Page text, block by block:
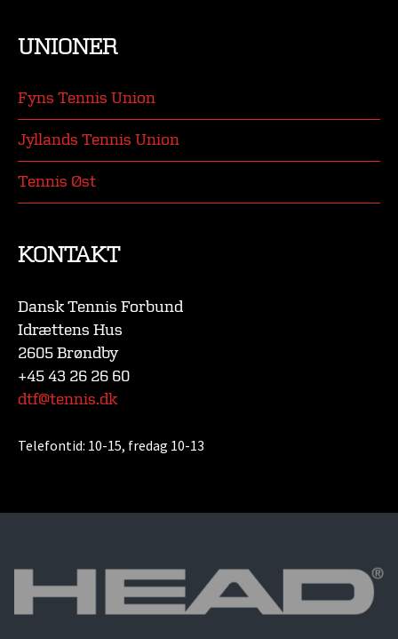
UNIONER
Fyns Tennis Union
Jyllands Tennis Union
Tennis Øst
KONTAKT
Dansk Tennis Forbund
Idrættens Hus
2605 Brøndby
+45 43 26 26 60
dtf@tennis.dk
Telefontid: 10-15, fredag 10-13